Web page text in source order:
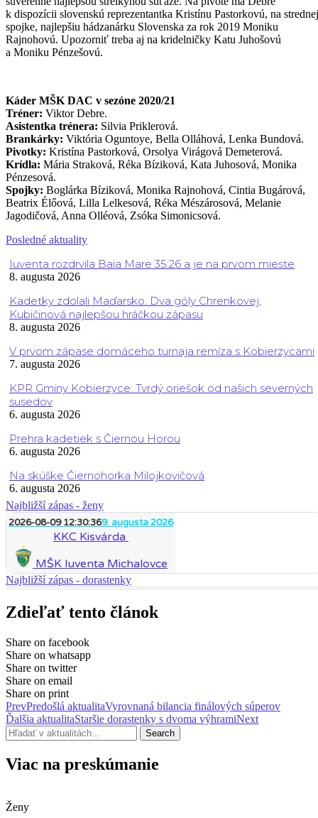
k dispozícii slovenskú reprezentantka Kristínu Pastorkovú, na strednej
spojke, najlepšiu hádzanárku Slovenska za rok 2019 Moniku
Rajnohovú. Upozorniť treba aj na kridelničky Katu Juhošovú
a Moniku Pénzešovú.
Káder MŠK DAC v sezóne 2020/21
Tréner: Viktor Debre.
Asistentka trénera: Silvia Priklerová.
Brankárky: Viktória Oguntoye, Bella Olláhová, Lenka Bundová.
Pivotky: Kristína Pastorková, Orsolya Virágová Demeterová.
Krídla: Mária Straková, Réka Bíziková, Kata Juhosová, Monika
Pénzesová.
Spojky: Boglárka Bíziková, Monika Rajnohová, Cintia Bugárová,
Beatrix Élőová, Lilla Lelkesová, Réka Mészárosová, Melanie
Jagodičová, Anna Olléová, Zsóka Simonicsová.
Posledné aktuality
Iuventa rozdrvila Baia Mare 35:26 a je na prvom mieste
8. augusta 2026
Kadetky zdolali Maďarsko. Dva góly Chrenkovej,
Kubičinová najlepšou hráčkou zápasu
8. augusta 2026
V prvom zápase domáceho turnaja remíza s Kobierzycami
7. augusta 2026
KPR Gminy Kobierzyce: Tvrdý oriešok od našich severných
susedov
6. augusta 2026
Prehra kadetiek s Čiernou Horou
6. augusta 2026
Na skúške Čiernohorka Milojkovičová
6. augusta 2026
Najbližší zápas - ženy
2026-08-09 12:30:369. augusta 2026
KKC Kisvárda
MŠK Iuventa Michalovce
Najbližší zápas - dorastenky
Zdieľať tento článok
Share on facebook
Share on whatsapp
Share on twitter
Share on email
Share on print
PrevPredošlá aktualitaVyrovnaná bilancia finálových súperov
Ďalšia aktualitaStaršie dorastenky s dvoma výhramiNext
Search
Viac na preskúmanie
Ženy